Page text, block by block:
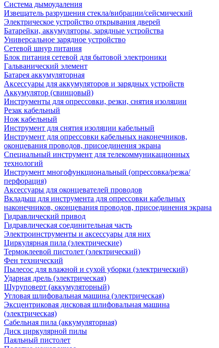
Система дымоудаления
Извещатель разрушения стекла/вибрации/сейсмический
Электрическое устройство открывания дверей
Батарейки, аккумуляторы, зарядные устройства
Универсальное зарядное устройство
Сетевой шнур питания
Блок питания сетевой для бытовой электроники
Гальванический элемент
Батарея аккумуляторная
Аксессуары для аккумуляторов и зарядных устройств
Аккумулятор (свинцовый)
Инструменты для опрессовки, резки, снятия изоляции
Резак кабельный
Нож кабельный
Инструмент для снятия изоляции кабельный
Инструмент для опрессовки кабельных наконечников,
оконцевания проводов, присоединения экрана
Специальный инструмент для телекоммуникационных
технологий
Инструмент многофункциональный (опрессовка/резка/
перфорация)
Аксессуары для оконцевателей проводов
Вкладыш для инструмента для опрессовки кабельных
наконечников, оконцевания проводов, присоединения экрана
Гидравлический привод
Гидравлическая соединительная часть
Электроинструменты и аксессуары для них
Циркулярная пила (электрические)
Термоклеевой пистолет (электрический)
Фен технический
Пылесос для влажной и сухой уборки (электрический)
Ударная дрель (электрическая)
Шуруповерт (аккумуляторный)
Угловая шлифовальная машина (электрическая)
Эксцентриковая дисковая шлифовальная машина
(электрическая)
Сабельная пила (аккумуляторная)
Диск циркулярной пилы
Паяльный пистолет